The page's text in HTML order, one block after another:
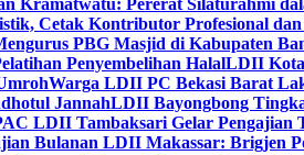
Kramatwatu: Pererat Silaturahmi
Cetak Kontributor Profesional
PBG Masjid di Kabupaten
Penyembelihan HalalLDII Kota
Warga LDII PC Bekasi Barat
JannahLDII Bayongbong
LDII Tambaksari Gelar Pengajian
Bulanan LDII Makassar: Brigjen